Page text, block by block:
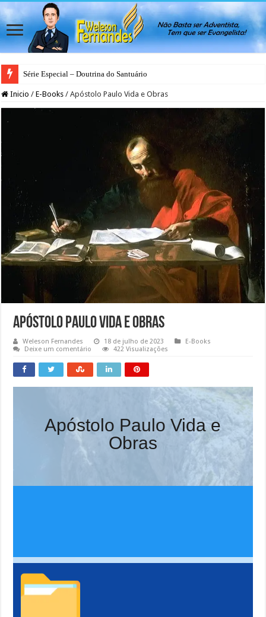
Série Especial – Doutrina do Santuário
Inicio / E-Books / Apóstolo Paulo Vida e Obras
Apóstolo Paulo Vida e Obras
Weleson Fernandes 18 de julho de 2023
E-Books
Deixe um comentário
422 Visualizações
Apóstolo Paulo Vida e
Obras